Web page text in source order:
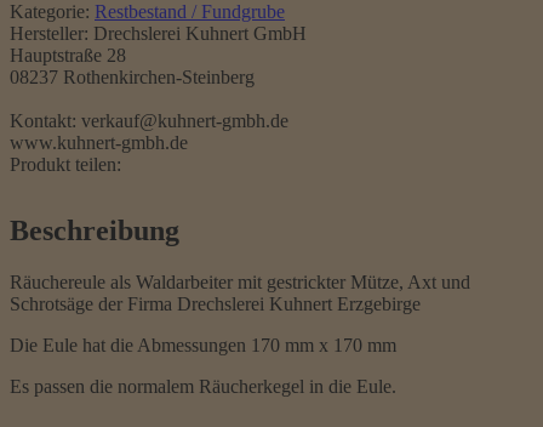
Menge
Kategorie: Restbestand / Fundgrube
Hersteller: Drechslerei Kuhnert GmbH
Hauptstraße 28
08237 Rothenkirchen-Steinberg
Kontakt: verkauf@kuhnert-gmbh.de
www.kuhnert-gmbh.de
Produkt teilen:
Beschreibung
Räuchereule als Waldarbeiter mit gestrickter Mütze, Axt und
Schrotsäge der Firma Drechslerei Kuhnert Erzgebirge
Die Eule hat die Abmessungen 170 mm x 170 mm
Es passen die normalem Räucherkegel in die Eule.